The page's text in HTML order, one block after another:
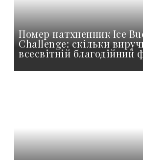
Помер натхненник Ice
Challenge: скільки
всесвітній благодійний